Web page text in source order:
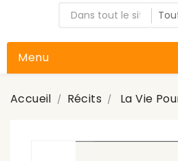
Menu
Accueil Récits La Vie